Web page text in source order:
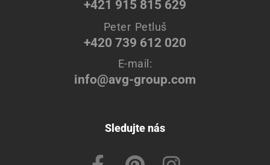
+421 915 815 629
Peter Petluš
+420 739 612 020
E-mail:
info@avg-group.com
Sledujte nás